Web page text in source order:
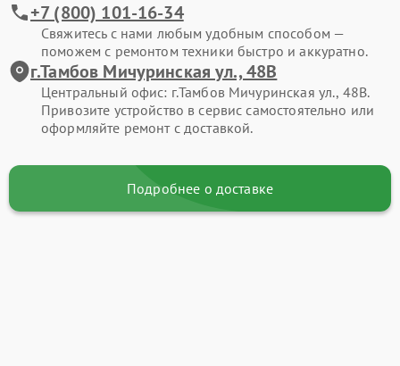
+7 (800) 101-16-34
Свяжитесь с нами любым удобным способом —
поможем с ремонтом техники быстро и аккуратно.
г.Тамбов Мичуринская ул., 48В
Центральный офис: г.Тамбов Мичуринская ул., 48В.
Привозите устройство в сервис самостоятельно или
оформляйте ремонт с доставкой.
Подробнее о доставке